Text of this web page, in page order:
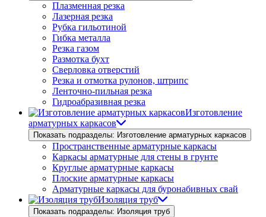
Плазменная резка
Лазерная резка
Рубка гильотиной
Гибка металла
Резка газом
Размотка бухт
Сверловка отверстий
Резка и отмотка рулонов, штрипс
Ленточно-пильная резка
Гидроабразивная резка
Изготовление
арматурных каркасов
Показать подразделы: Изготовление арматурных каркасов
Пространственные арматурные каркасы
Каркасы арматурные для стены в грунте
Круглые арматурные каркасы
Плоские арматурные каркасы
Арматурные каркасы для буронабивных свай
Изоляция труб
Показать подразделы: Изоляция труб